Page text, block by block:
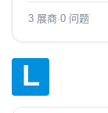
3 展商·0 问题
L